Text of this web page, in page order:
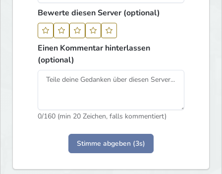
Bewerte diesen Server (optional)
Einen Kommentar hinterlassen
(optional)
0/160 (min 20 Zeichen, falls kommentiert)
Stimme abgeben (3s)